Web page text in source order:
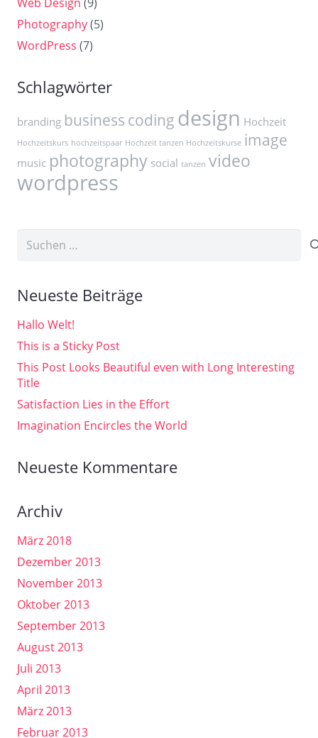
Photography(5)
WordPress (7)
Schlagwörter
branding business coding design Hochzeit
Hochzeitskurs hochzeitspaar Hochzeit tanzen Hochzeitskurse image
music photography social tanzen video
wordpress
Suchen
Neueste Beiträge
Hallo Welt!
This is a Sticky Post
This Post Looks Beautiful even with Long Interesting
Title
Satisfaction Lies in the Effort
Imagination Encircles the World
Neueste Kommentare
Archiv
März 2018
Dezember 2013
November 2013
Oktober 2013
September 2013
August 2013
Juli 2013
April 2013
März 2013
Februar 2013